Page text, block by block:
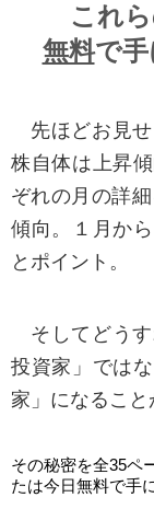
これ
無料で
先ほどお見
株自体は上昇
ぞれの月の詳
傾向。１月か
とポイント。
そしてどう
投資家」では
家」になること
その秘密を全35ペ
たは今日無料で手